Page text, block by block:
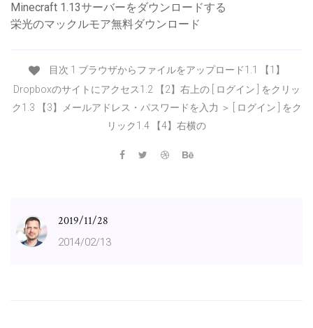
Minecraft 1.13サーバーをダウンロードする
栄光のマックルモア無料ダウンロード
目次 1 ブラウザからファイルをアップロード1.1 【1】
Dropboxのサイトにアクセス1.2 【2】右上の [ ログイン ] をクリッ
ク1.3 【3】メールアドレス・パスワードを入力 ＞ [ ログイン ] をク
リック1.4 【4】右横の
2019/11/28
2014/02/13